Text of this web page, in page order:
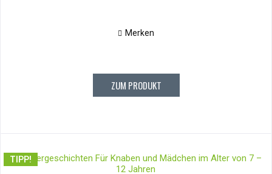
Merken
ZUM PRODUKT
TIPP!